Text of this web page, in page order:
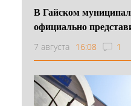
В Гайском
официально
7 августа 16:08 1